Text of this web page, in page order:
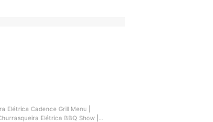
Elétrica BBQ Show |